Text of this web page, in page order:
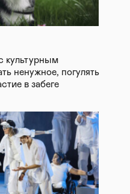
культурным
ненужное, погулять
в забеге